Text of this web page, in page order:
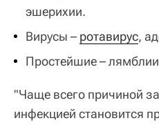
эшерихии.
Вирусы – ротавирус,
Простейшие –
"Чаще всего причиной
инфекцией становится